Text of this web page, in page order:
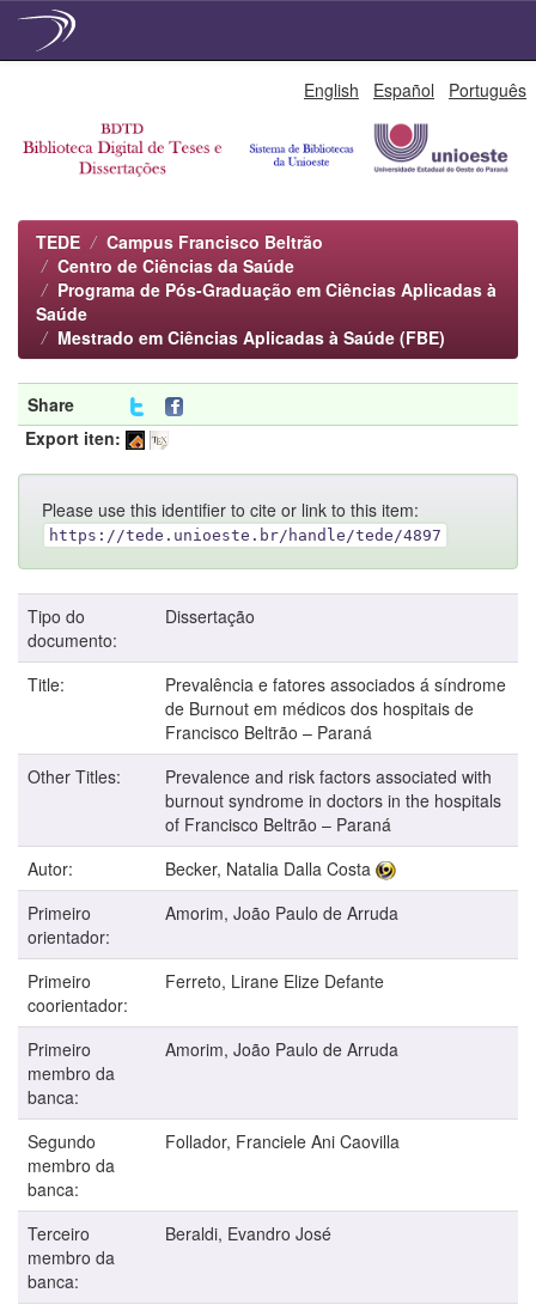
English Español Português
TEDE
Campus Francisco Beltrão
Centro de Ciências da Saúde
Programa de Pós-Graduação em Ciências Aplicadas à
Saúde
Mestrado em Ciências Aplicadas à Saúde (FBE)
Share
Export iten:
Please use this identifier to cite or link to this item:
https://tede.unioeste.br/handle/tede/4897
Tipo do
documento:
Dissertação
Title:
Prevalência e fatores associados á síndrome
de Burnout em médicos dos hospitais de
Francisco Beltrão – Paraná
Other Titles:
Prevalence and risk factors associated with
burnout syndrome in doctors in the hospitals
of Francisco Beltrão – Paraná
Autor:
Becker, Natalia Dalla Costa
Primeiro
orientador:
Amorim, João Paulo de Arruda
Primeiro
coorientador:
Ferreto, Lirane Elize Defante
Primeiro
membro da
banca:
Amorim, João Paulo de Arruda
Segundo
membro da
banca:
Follador, Franciele Ani Caovilla
Terceiro
membro da
banca:
Beraldi, Evandro José